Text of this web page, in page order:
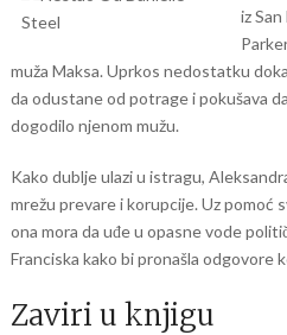
iz
muža Maksa. Uprkos nedostatku
da odustane od potrage i pokušava
dogodilo njenom mužu.
Kako dublje ulazi u istragu,
mrežu prevare i korupcije. Uz pomoć
ona mora da uđe u opasne vode
Franciska kako bi pronašla odgovore
Zaviri u knjigu